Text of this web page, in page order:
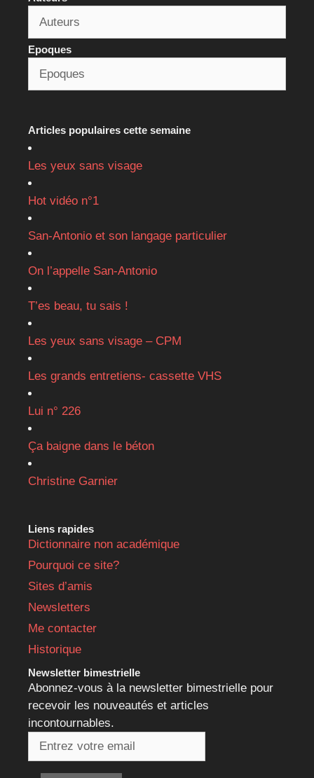
Epoques
Articles populaires cette semaine
Les yeux sans visage
Hot vidéo n°1
San-Antonio et son langage particulier
On l’appelle San-Antonio
T’es beau, tu sais !
Les yeux sans visage – CPM
Les grands entretiens- cassette VHS
Lui n° 226
Ça baigne dans le béton
Christine Garnier
Liens rapides
Dictionnaire non académique
Pourquoi ce site?
Sites d’amis
Newsletters
Me contacter
Historique
Newsletter bimestrielle
Abonnez-vous à la newsletter bimestrielle pour
recevoir les nouveautés et articles
incontournables.